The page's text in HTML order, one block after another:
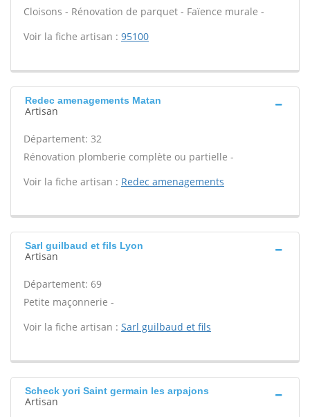
Cloisons - Rénovation de parquet - Faïence murale -
Voir la fiche artisan : 95100
Redec amenagements Matan
Artisan
Département: 32
Rénovation plomberie complète ou partielle -
Voir la fiche artisan : Redec amenagements
Sarl guilbaud et fils Lyon
Artisan
Département: 69
Petite maçonnerie -
Voir la fiche artisan : Sarl guilbaud et fils
Scheck yori Saint germain les arpajons
Artisan